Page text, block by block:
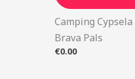
Camping
Brava Pals
€0.00